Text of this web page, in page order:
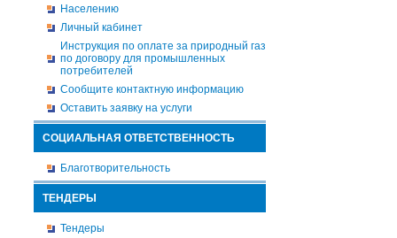
Населению
Личный кабинет
Инструкция по оплате за природный газ
по договору для промышленных
потребителей
Сообщите контактную информацию
Оставить заявку на услуги
СОЦИАЛЬНАЯ ОТВЕТСТВЕННОСТЬ
Благотворительность
ТЕНДЕРЫ
Тендеры